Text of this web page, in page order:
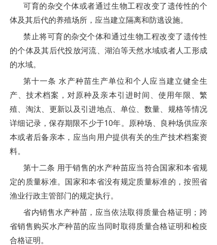
可育的杂交个体或者通过生物工程改变了遗传性的个
体及其后代的养殖场所，应当建立隔离和防逃设施。
禁止将可育的杂交个体和通过生物工程改变了遗传性
的个体及其后代投放河流、湖泊等天然水域或者人工形成
的水域。
第十一条 水产种苗生产单位和个人应当建立健全生
产、技术档案，对原种及亲本引进时间、使用年限、繁
殖、淘汰、更新以及引进地点、单位、数量、规格等情况
详细记录，保存期限不少于10年。原种场、良种场供应亲
本或者后备亲本，应当向用户提供有关的生产技术档案资
料。
第十二条 用于销售的水产种苗应当符合国家和本省规
定的质量标准。国家和本省没有规定质量标准的，按照省
渔业行政主管部门的规定执行。
省内销售水产种苗，应当依法取得质量合格证明；跨
省销售购买水产种苗的应当同时取得质量合格证明和检疫
合格证明。